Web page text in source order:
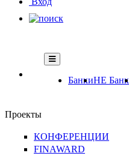
БанкиНЕ
Проекты
КОНФЕРЕНЦИИ
FINAWARD